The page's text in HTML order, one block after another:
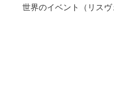
世界のイベント（リス